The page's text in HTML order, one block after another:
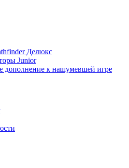
Делюкс
Junior
дополнение к нашумевшей игре